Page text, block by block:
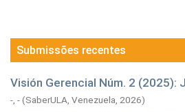
Submissões recentes
Visión Gerencial Núm. 2 (2025):
-, -(SaberULA, Venezuela, 2026)